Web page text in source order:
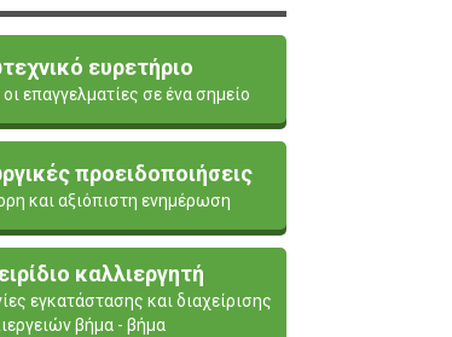
ευρετήριο
επαγγελματίες σε ένα σημείο
προειδοποιήσεις
και αξιόπιστη ενημέρωση
καλλιεργητή
εγκατάστασης και διαχείρισης
βήμα - βήμα